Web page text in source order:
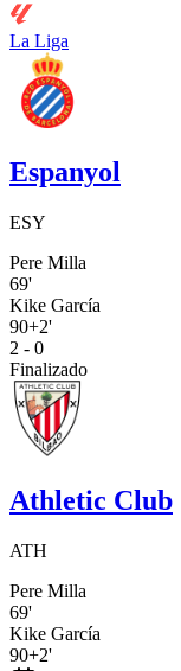
La Liga
Espanyol
ESY
Pere Milla
69'
Kike García
90+2'
2 - 0
Finalizado
Athletic Club
ATH
Pere Milla
69'
Kike García
90+2'